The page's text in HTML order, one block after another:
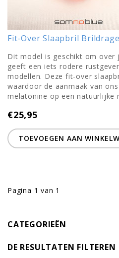
Fit-Over Slaapbril
Dit model is geschikt om over
geeft een iets rodere
modellen. Deze fit-over
waardoor de aanmaak van
melatonine op een natuurlijke
€25,95
TOEVOEGEN AAN
Pagina 1 van 1
CATEGORIEËN
DE RESULTATEN FILTEREN